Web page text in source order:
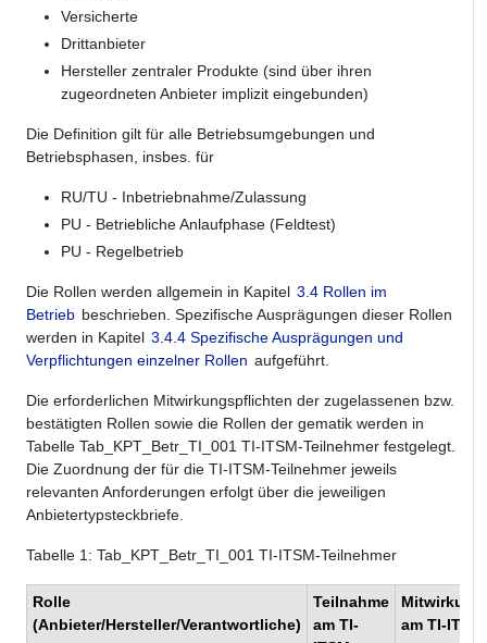
Versicherte
Drittanbieter
Hersteller zentraler Produkte (sind über ihren
zugeordneten Anbieter implizit eingebunden)
Die Definition gilt für alle Betriebsumgebungen und
Betriebsphasen, insbes. für
RU/TU - Inbetriebnahme/Zulassung
PU - Betriebliche Anlaufphase (Feldtest)
PU - Regelbetrieb
Die Rollen werden allgemein in Kapitel 3.4 Rollen im
Betrieb beschrieben. Spezifische Ausprägungen dieser Rollen
werden in Kapitel 3.4.4 Spezifische Ausprägungen und
Verpflichtungen einzelner Rollen aufgeführt.
Die erforderlichen Mitwirkungspflichten der zugelassenen bzw.
bestätigten Rollen sowie die Rollen der gematik werden in
Tabelle Tab_KPT_Betr_TI_001 TI-ITSM-Teilnehmer festgelegt.
Die Zuordnung der für die TI-ITSM-Teilnehmer jeweils
relevanten Anforderungen erfolgt über die jeweiligen
Anbietertypsteckbriefe.
Tabelle 1: Tab_KPT_Betr_TI_001 TI-ITSM-Teilnehmer
Rolle
(Anbieter/Hersteller/Verantwortliche)
Teilnahme
am TI-
am TI-ITSM